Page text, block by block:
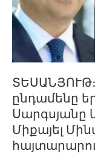
ընդամենը
Սարգսյանը
Միքայել